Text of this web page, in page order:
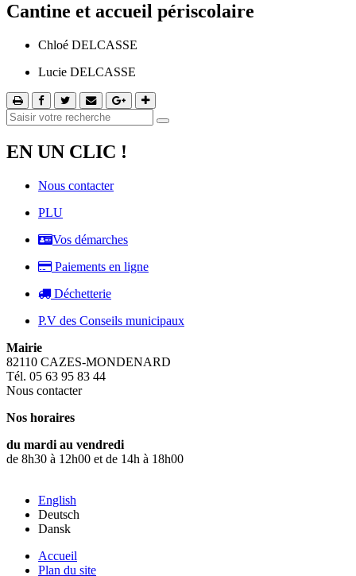
Cantine et accueil périscolaire
Chloé DELCASSE
Lucie DELCASSE
EN UN CLIC !
Nous contacter
PLU
Vos démarches
Paiements en ligne
Déchetterie
P.V des Conseils municipaux
Mairie
82110 CAZES-MONDENARD
Tél. 05 63 95 83 44
Nous contacter
Nos horaires
du mardi au vendredi
de 8h30 à 12h00 et de 14h à 18h00
English
Deutsch
Dansk
Accueil
Plan du site